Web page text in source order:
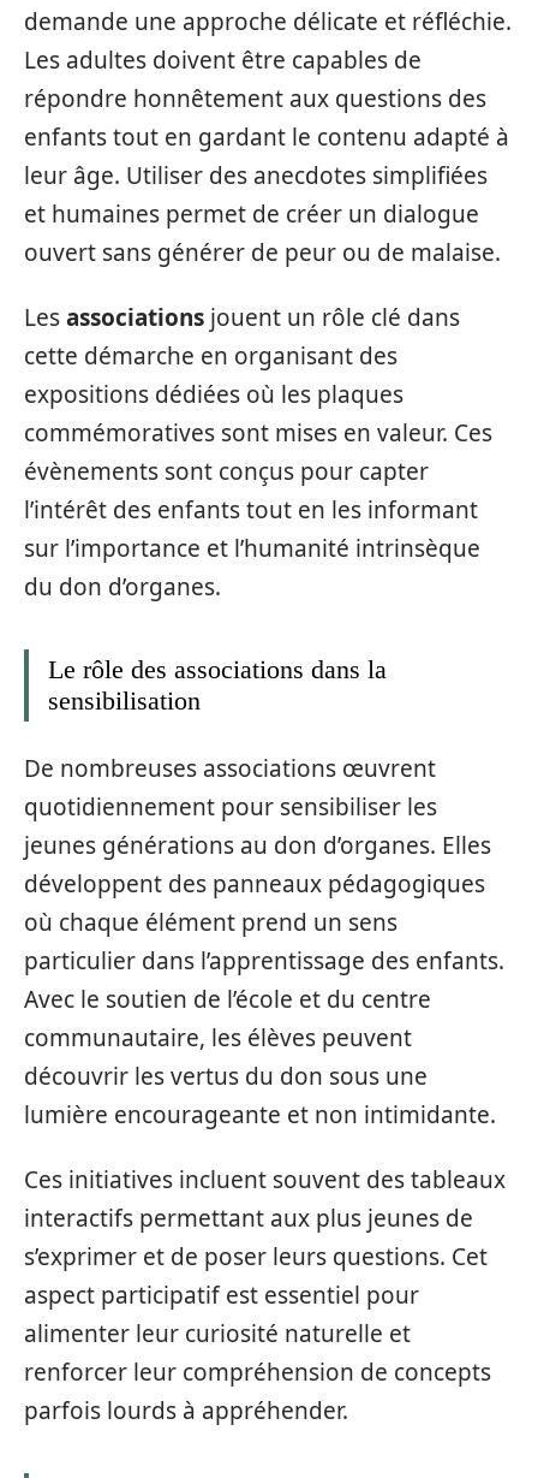
demande une approche délicate et réfléchie.
Les adultes doivent être capables de
répondre honnêtement aux questions des
enfants tout en gardant le contenu adapté à
leur âge. Utiliser des anecdotes simplifiées
et humaines permet de créer un dialogue
ouvert sans générer de peur ou de malaise.
Lesassociations jouent un rôle clé dans
cette démarche en organisant des
expositions dédiées où les plaques
commémoratives sont mises en valeur. Ces
évènements sont conçus pour capter
l’intérêt des enfants tout en les informant
sur l’importance et l’humanité intrinsèque
du don d’organes.
Le rôle des associations dans la
sensibilisation
De nombreuses associations œuvrent
quotidiennement pour sensibiliser les
jeunes générations au don d’organes. Elles
développent des panneaux pédagogiques
où chaque élément prend un sens
particulier dans l’apprentissage des enfants.
Avec le soutien de l’école et du centre
communautaire, les élèves peuvent
découvrir les vertus du don sous une
lumière encourageante et non intimidante.
Ces initiatives incluent souvent des tableaux
interactifs permettant aux plus jeunes de
s’exprimer et de poser leurs questions. Cet
aspect participatif est essentiel pour
alimenter leur curiosité naturelle et
renforcer leur compréhension de concepts
parfois lourds à appréhender.